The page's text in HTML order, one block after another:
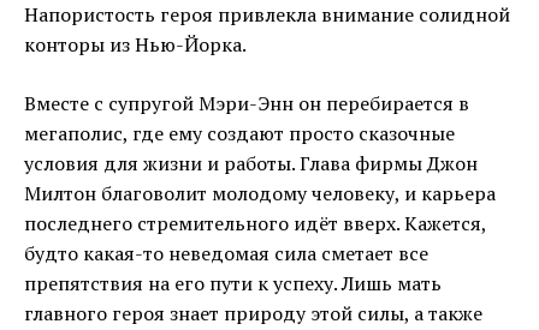
Напористость героя привлекла внимание солидной
конторы из Нью-Йорка.
Вместе с супругой Мэри-Энн он перебирается в
мегаполис, где ему создают просто сказочные
условия для жизни и работы. Глава фирмы Джон
Милтон благоволит молодому человеку, и карьера
последнего стремительного идёт вверх. Кажется,
будто какая-то неведомая сила сметает все
препятствия на его пути к успеху. Лишь мать
главного героя знает природу этой силы, а также